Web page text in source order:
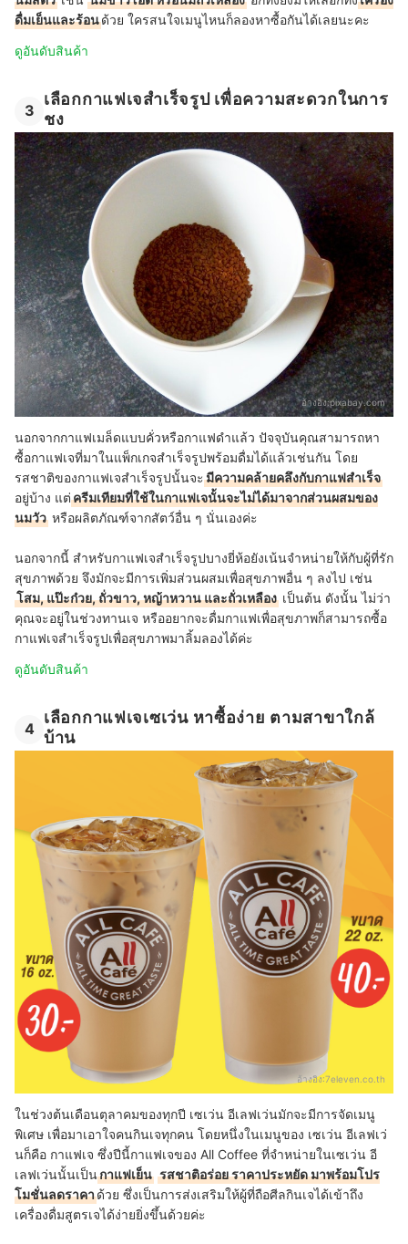
ดื่มเย็นและร้อนด้วย ใครสนใจเมนูไหนก็ลองหาซื้อกันได้เลยนะคะ
ดูอันดับสินค้า
3
เลือกกาแฟเจสำเร็จรูป เพื่อความสะดวกในการ
ชง
อ้างอิง:pixabay.com
นอกจากกาแฟเมล็ดแบบคั่วหรือกาแฟดำแล้ว ปัจจุบันคุณสามารถหา
ซื้อกาแฟเจที่มาในแพ็กเกจสำเร็จรูปพร้อมดื่มได้แล้วเช่นกัน โดย
รสชาติของกาแฟเจสำเร็จรูปนั้นจะมีความคล้ายคลึงกับกาแฟสำเร็จ
อยู่บ้าง แต่ครีมเทียมที่ใช้ในกาแฟเจนั้นจะไม่ได้มาจากส่วนผสมของ
นมวัว หรือผลิตภัณฑ์จากสัตว์อื่น ๆ นั่นเองค่ะ
นอกจากนี้ สำหรับกาแฟเจสำเร็จรูปบางยี่ห้อยังเน้นจำหน่ายให้กับผู้ที่รัก
สุขภาพด้วย จึงมักจะมีการเพิ่มส่วนผสมเพื่อสุขภาพอื่น ๆ ลงไป เช่น
โสม, แป๊ะก๋วย, ถั่วขาว, หญ้าหวาน และถั่วเหลือง เป็นต้น ดังนั้น ไม่ว่า
คุณจะอยู่ในช่วงทานเจ หรืออยากจะดื่มกาแฟเพื่อสุขภาพก็สามารถซื้อ
กาแฟเจสำเร็จรูปเพื่อสุขภาพมาลิ้มลองได้ค่ะ
ดูอันดับสินค้า
4
เลือกกาแฟเจเซเว่น หาซื้อง่าย ตามสาขาใกล้
บ้าน
อ้างอิง:7eleven.co.th
ในช่วงต้นเดือนตุลาคมของทุกปี เซเว่น อีเลฟเว่นมักจะมีการจัดเมนู
พิเศษ เพื่อมาเอาใจคนกินเจทุกคน โดยหนึ่งในเมนูของ เซเว่น อีเลฟเว่
นก็คือ กาแฟเจ ซึ่งปีนี้กาแฟเจของ All Coffee ที่จำหน่ายในเซเว่น อี
เลฟเว่นนั้นเป็นกาแฟเย็น รสชาติอร่อย ราคาประหยัด มาพร้อมโปร
โมชั่นลดราคาด้วย ซึ่งเป็นการส่งเสริมให้ผู้ที่ถือศีลกินเจได้เข้าถึง
เครื่องดื่มสูตรเจได้ง่ายยิ่งขึ้นด้วยค่ะ